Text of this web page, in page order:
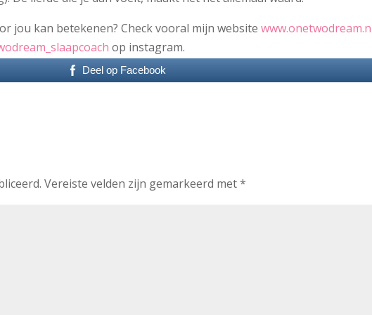
jou kan betekenen? Check vooral mijn website
op instagram.
Deel op Facebook
Vereiste velden zijn gemarkeerd met*